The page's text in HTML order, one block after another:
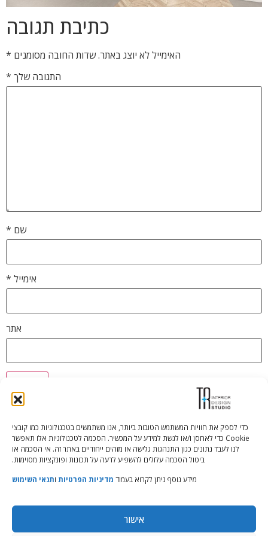
כדי לספק את חוויות המשתמש הטובות ביותר, אנו משתמשים בטכנולוגיות כמו קובצי
Cookie כדי לאחסן ו/או לגשת למידע על המכשיר. הסכמה לטכנולוגיות אלו תאפשר
לנו לעבד נתונים כגון התנהגות גלישה או מזהים ייחודיים באתר זה. אי הסכמה או
ביטול הסכמה עלולים להשפיע לרעה על תכונות ופונקציות מסוימות.
מידע נוסף ניתן לקרוא בעמוד מדיניות הפרטיות ותנאי השימוש
אישור
כתיבת תגובה
האימייל לא יוצג באתר.שדות החובה מסומנים *
התגובה שלך *
שם *
אימייל *
אתר
Tali Shenfeld:052.620.2446
tali@TRstudio.co.il
rakefet@TRstudio.co.il